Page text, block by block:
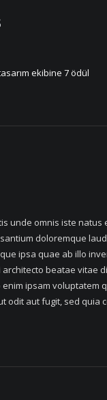
ekibine 7 ödül
unde omnis iste natus
doloremque
ipsa quae ab illo
beatae vitae
enim ipsam voluptatem
odit aut fugit, sed quia